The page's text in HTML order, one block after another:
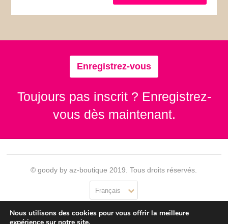
Enregistrez-vous
Toujours pas inscrit ? Enregistrez-
vous dès maintenant.
© goody by az-boutique 2019. Tous droits réservés.
Français
Contact Se connecter Confidentialité CGU
Nous utilisons des cookies pour vous offrir la meilleure